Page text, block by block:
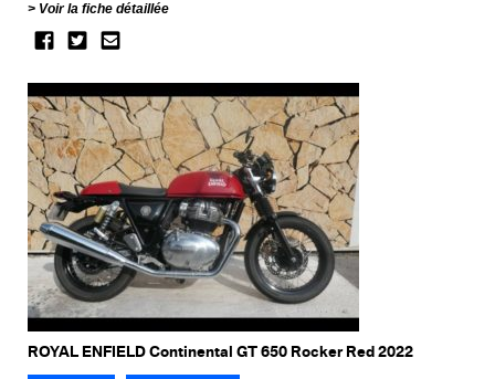
Voir la fiche détaillée
ROYAL ENFIELD Continental GT 650 Rocker Red 2022